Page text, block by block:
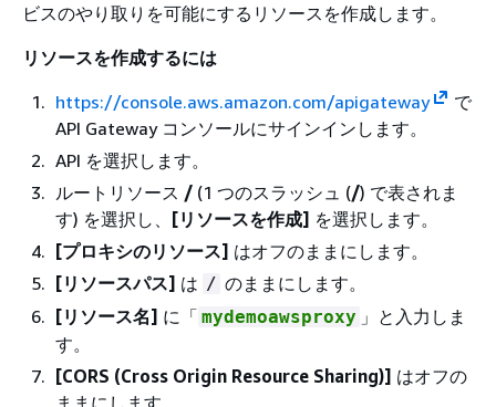
ビスのやり取りを可能にするリソースを作成します。
リソースを作成するには
https://console.aws.amazon.com/apigateway
で
API Gateway コンソールにサインインします。
API を選択します。
ルートリソース / (1 つのスラッシュ (/) で表されま
す) を選択し、 [リソースを作成] を選択します。
[プロキシのリソース] はオフのままにします。
[リソースパス] は / のままにします。
[リソース名] に「 mydemoawsproxy 」と入力しま
す。
[CORS (Cross Origin Resource Sharing)] はオフの
ままにします。